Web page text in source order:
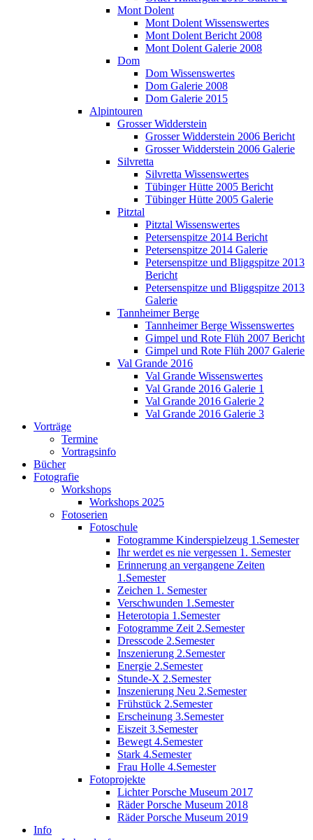
Mont Dolent
Mont Dolent Wissenswertes
Mont Dolent Bericht 2008
Mont Dolent Galerie 2008
Dom
Dom Wissenswertes
Dom Galerie 2008
Dom Galerie 2015
Alpintouren
Grosser Widderstein
Grosser Widderstein 2006 Bericht
Grosser Widderstein 2006 Galerie
Silvretta
Silvretta Wissenswertes
Tübinger Hütte 2005 Bericht
Tübinger Hütte 2005 Galerie
Pitztal
Pitztal Wissenswertes
Petersenspitze 2014 Bericht
Petersenspitze 2014 Galerie
Petersenspitze und Bliggspitze 2013
Bericht
Petersenspitze und Bliggspitze 2013
Galerie
Tannheimer Berge
Tannheimer Berge Wissenswertes
Gimpel und Rote Flüh 2007 Bericht
Gimpel und Rote Flüh 2007 Galerie
Val Grande 2016
Val Grande Wissenswertes
Val Grande 2016 Galerie 1
Val Grande 2016 Galerie 2
Val Grande 2016 Galerie 3
Vorträge
Termine
Vortragsinfo
Bücher
Fotografie
Workshops
Workshops 2025
Fotoserien
Fotoschule
Fotogramme Kinderspielzeug 1.Semester
Ihr werdet es nie vergessen 1. Semester
Erinnerung an vergangene Zeiten
1.Semester
Zeichen 1. Semester
Verschwunden 1.Semester
Heterotopia 1.Semester
Fotogramme Zeit 2.Semester
Dresscode 2.Semester
Inszenierung 2.Semester
Energie 2.Semester
Stunde-X 2.Semester
Inszenierung Neu 2.Semester
Frühstück 2.Semester
Erscheinung 3.Semester
Eiszeit 3.Semester
Bewegt 4.Semester
Stark 4.Semester
Frau Holle 4.Semester
Fotoprojekte
Lichter Porsche Museum 2017
Räder Porsche Museum 2018
Räder Porsche Museum 2019
Info